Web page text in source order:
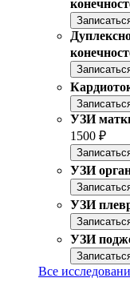
УЗИ
1500 ₽
УЗИ
УЗИ
УЗИ
Все